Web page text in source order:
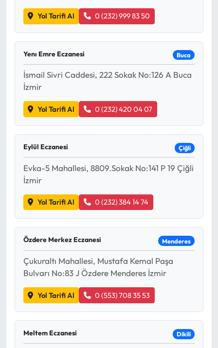
Yol Tarifi Al 0 (232) 999 83 50
Yenı Emre Eczanesi Buca
İsmail Sivri Caddesi, 222 Sokak No:126 A Buca
İzmir
Yol Tarifi Al 0 (232) 420 04 07
Eylül Eczanesi Çiğli
Evka-5 Mahallesi, 8809.Sokak No:141 P 19 Çiğli
İzmir
Yol Tarifi Al 0 (232) 384 14 74
Özdere Merkez Eczanesi Menderes
Çukuraltı Mahallesi, Mustafa Kemal Paşa
Bulvarı No:83 J Özdere Menderes İzmir
Yol Tarifi Al 0 (553) 708 35 53
Meltem Eczanesi Dikili